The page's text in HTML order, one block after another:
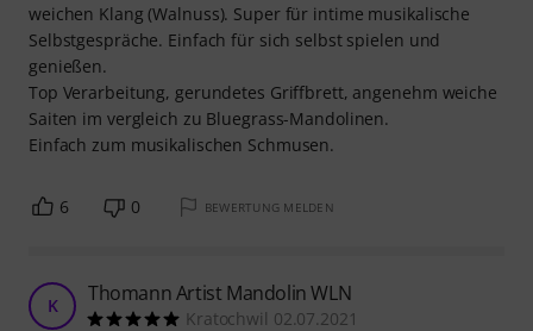
weichen Klang (Walnuss). Super für intime musikalische
Selbstgespräche. Einfach für sich selbst spielen und
genießen.
Top Verarbeitung, gerundetes Griffbrett, angenehm weiche
Saiten im vergleich zu Bluegrass-Mandolinen.
Einfach zum musikalischen Schmusen.
6 0 BEWERTUNG MELDEN
K Thomann Artist Mandolin WLN
Kratochwil 02.07.2021